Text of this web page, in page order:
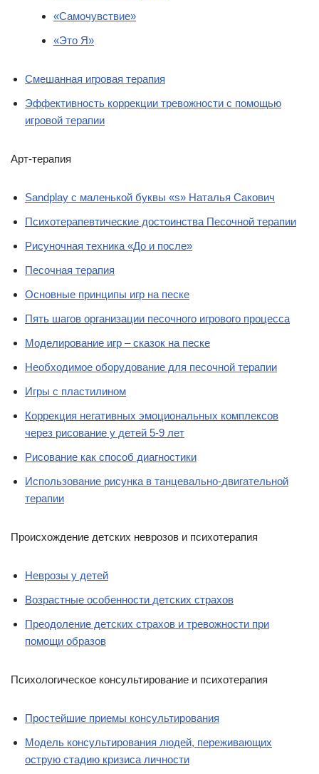
«Самочувствие»
«Это Я»
Смешанная игровая терапия
Эффективность коррекции тревожности с помощью
игровой терапии
Арт-терапия
Sаndplay с маленькой буквы «s» Наталья Сакович
Психотерапевтические достоинства Песочной терапии
Рисуночная техника «До и после»
Песочная терапия
Основные принципы игр на песке
Пять шагов организации песочного игрового процесса
Моделирование игр – сказок на песке
Необходимое оборудование для песочной терапии
Игры с пластилином
Коррекция негативных эмоциональных комплексов
через рисование у детей 5-9 лет
Рисование как способ диагностики
Использование рисунка в танцевально-двигательной
терапии
Происхождение детских неврозов и психотерапия
Неврозы у детей
Возрастные особенности детских страхов
Преодоление детских страхов и тревожности при
помощи образов
Психологическое консультирование и психотерапия
Простейшие приемы консультирования
Модель консультирования людей, переживающих
острую стадию кризиса личности